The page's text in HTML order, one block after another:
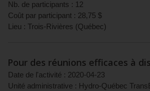
Nb. de participants : 12
Coût par participant : 28,75 $
Lieu : Trois-Rivières (Québec)
Pour des réunions efficaces à
Date de l'activité : 2020-04-23
Unité administrative : Hydro-Québec